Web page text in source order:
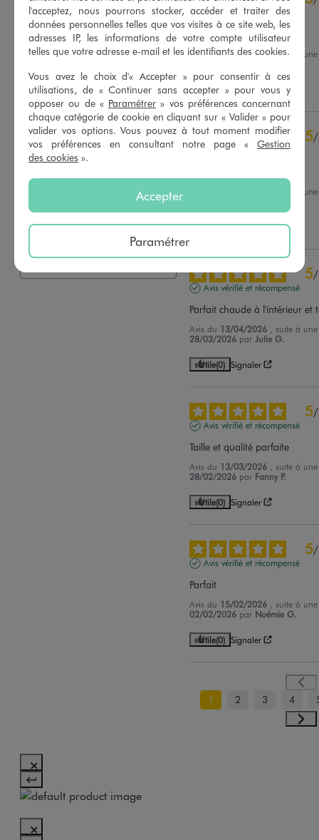
contrôle
Voir tous les avis sur ce site
5étoiles
97
4étoiles
24
3étoiles
1
1étoile
Trier les avis
Avis vérifié et récompensé
Très bien ajusté
Avis du16/06/2026 , suite à
Utile(0) Signaler
5/
Avis vérifié et récompensé
, suite à
Utile(0) Signaler
5/
Avis vérifié et récompensé
Parfait chaude à l'intérieur et
Avis du 13/04/2026
, suite à
28/03/2026 parJulie G.
Utile(0) Signaler
5/
Avis vérifié et récompensé
Taille et qualité parfaite
Avis du 13/03/2026
, suite à
28/02/2026 par Fanny P.
Utile(0) Signaler
5/
Avis vérifié et récompensé
Parfait
Avis du 15/02/2026
, suite à
02/02/2026 par Noémie G.
Utile(0) Signaler
1 2 3 4
l'acceptez, nous pourrons stocker, accéder et traiter des
données personnelles telles que vos visites à ce site web, les
adresses IP, les informations de votre compte utilisateur
telles que votre adresse e-mail et les identifiants des cookies.
Vous avez le choix d'« Accepter » pour consentir à ces
utilisations, de « Continuer sans accepter » pour vous y
opposer ou de « Paramétrer » vos préférences concernant
chaque catégorie de cookie en cliquant sur « Valider » pour
valider vos options. Vous pouvez à tout moment modifier
vos préférences en consultant notre page « Gestion
des cookies ».
Accepter
Paramétrer